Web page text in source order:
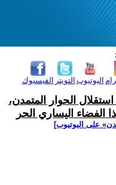
الفيسبوك التويتر اليوتيوب
الحوار المتمدن،
الفضاء اليساري الحر
على اليوتيوب]